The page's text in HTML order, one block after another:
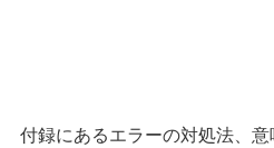
付録にあるエラーの対処法、